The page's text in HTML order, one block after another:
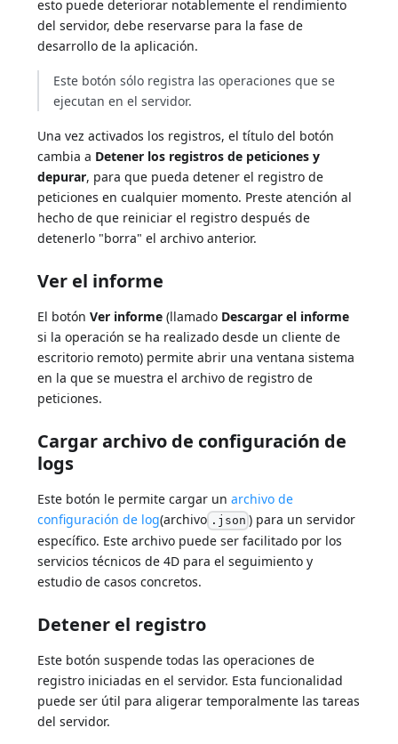
esto puede deteriorar notablemente el rendimiento
del servidor, debe reservarse para la fase de
desarrollo de la aplicación.
Este botón sólo registra las operaciones que se
ejecutan en el servidor.
Una vez activados los registros, el título del botón
cambia a Detener los registros de peticiones y
depurar, para que pueda detener el registro de
peticiones en cualquier momento. Preste atención al
hecho de que reiniciar el registro después de
detenerlo "borra" el archivo anterior.
Ver el informe
El botónVer informe (llamado Descargar el informe
si la operación se ha realizado desde un cliente de
escritorio remoto) permite abrir una ventana sistema
en la que se muestra el archivo de registro de
peticiones.
Cargar archivo de configuración de
logs
Este botón le permite cargar unarchivo de
configuración de log(archivo .json ) para un servidor
específico. Este archivo puede ser facilitado por los
servicios técnicos de 4D para el seguimiento y
estudio de casos concretos.
Detener el registro
Este botón suspende todas las operaciones de
registro iniciadas en el servidor. Esta funcionalidad
puede ser útil para aligerar temporalmente las tareas
del servidor.